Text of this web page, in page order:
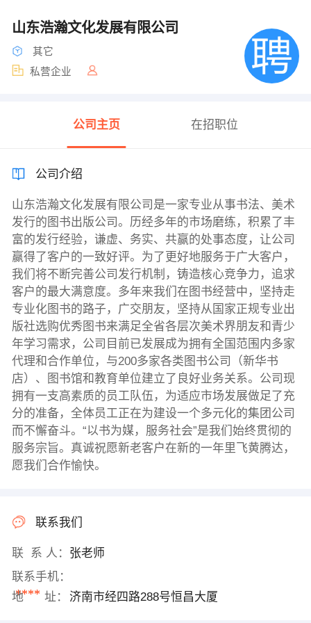
山东浩瀚文化发展有限公司
其它
私营企业
公司主页 在招职位
公司介绍
山东浩瀚文化发展有限公司是一家专业从事书法、美术
发行的图书出版公司。历经多年的市场磨练，积累了丰
富的发行经验，谦虚、务实、共赢的处事态度，让公司
赢得了客户的一致好评。为了更好地服务于广大客户，
我们将不断完善公司发行机制，铸造核心竞争力，追求
客户的最大满意度。多年来我们在图书经营中，坚持走
专业化图书的路子，广交朋友，坚持从国家正规专业出
版社选购优秀图书来满足全省各层次美术界朋友和青少
年学习需求，公司目前已发展成为拥有全国范围内多家
代理和合作单位，与200多家各类图书公司（新华书
店）、图书馆和教育单位建立了良好业务关系。公司现
拥有一支高素质的员工队伍，为适应市场发展做足了充
分的准备，全体员工正在为建设一个多元化的集团公司
而不懈奋斗。“以书为媒，服务社会”是我们始终贯彻的
服务宗旨。真诚祝愿新老客户在新的一年里飞黄腾达，
愿我们合作愉快。
联系我们
联 系 人： 张老师
联系手机：
****
地 址： 济南市经四路288号恒昌大厦